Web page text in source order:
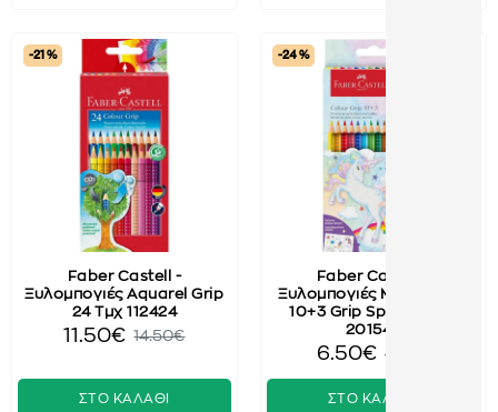
-21 %
Faber Castell -
Ξυλομπογιές Aquarel Grip
24 Τμχ 112424
11.50€ 14.50€
ΣΤΟ ΚΑΛΑΘΙ
-24 %
Faber Castell -
Ξυλομπογιές Μονόκερος
10+3 Grip Sparkle Τμχ
201542
6.50€ 8.50€
ΣΤΟ ΚΑΛΑΘΙ